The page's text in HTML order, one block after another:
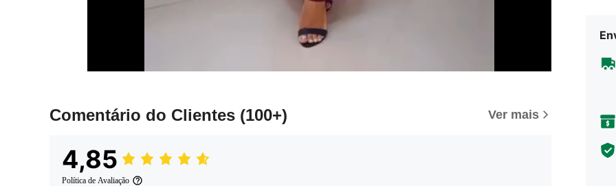
Comentário do Clientes (100+) Ver mais
4,85
Política de Avaliação